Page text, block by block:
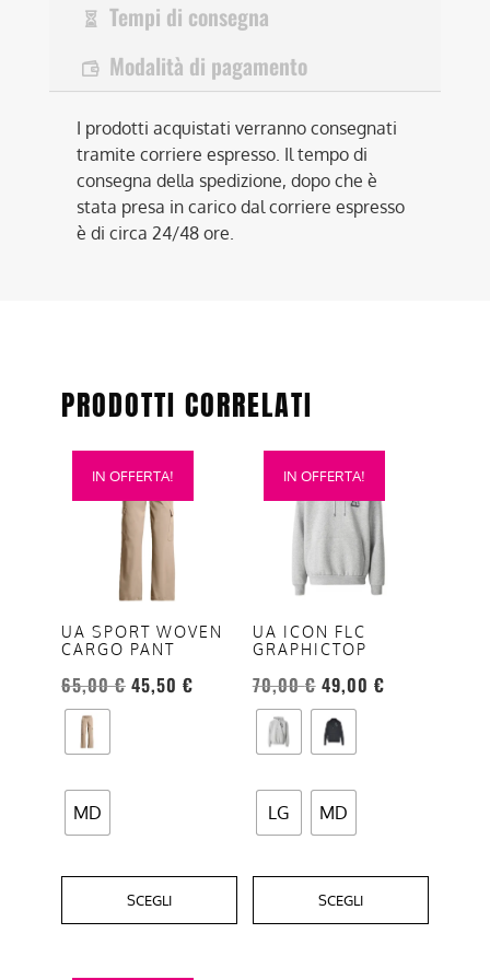
Tempi di consegna
Modalità di pagamento
I prodotti acquistati verranno consegnati
tramite corriere espresso. Il tempo di
consegna della spedizione, dopo che è
stata presa in carico dal corriere espresso
è di circa 24/48 ore.
PRODOTTI CORRELATI
IN OFFERTA!
UA SPORT WOVEN
CARGO PANT
65,00€ 45,50 €
MD
SCEGLI
Questo
prodotto
varianti.
opzioni
possono
essere
scelte
nella
del
prodotto
IN OFFERTA!
UA ICON FLC
GRAPHICTOP
70,00€ 49,00 €
LG MD
SCEGLI
Questo
prodotto
varianti.
opzioni
possono
essere
scelte
nella
del
prodotto